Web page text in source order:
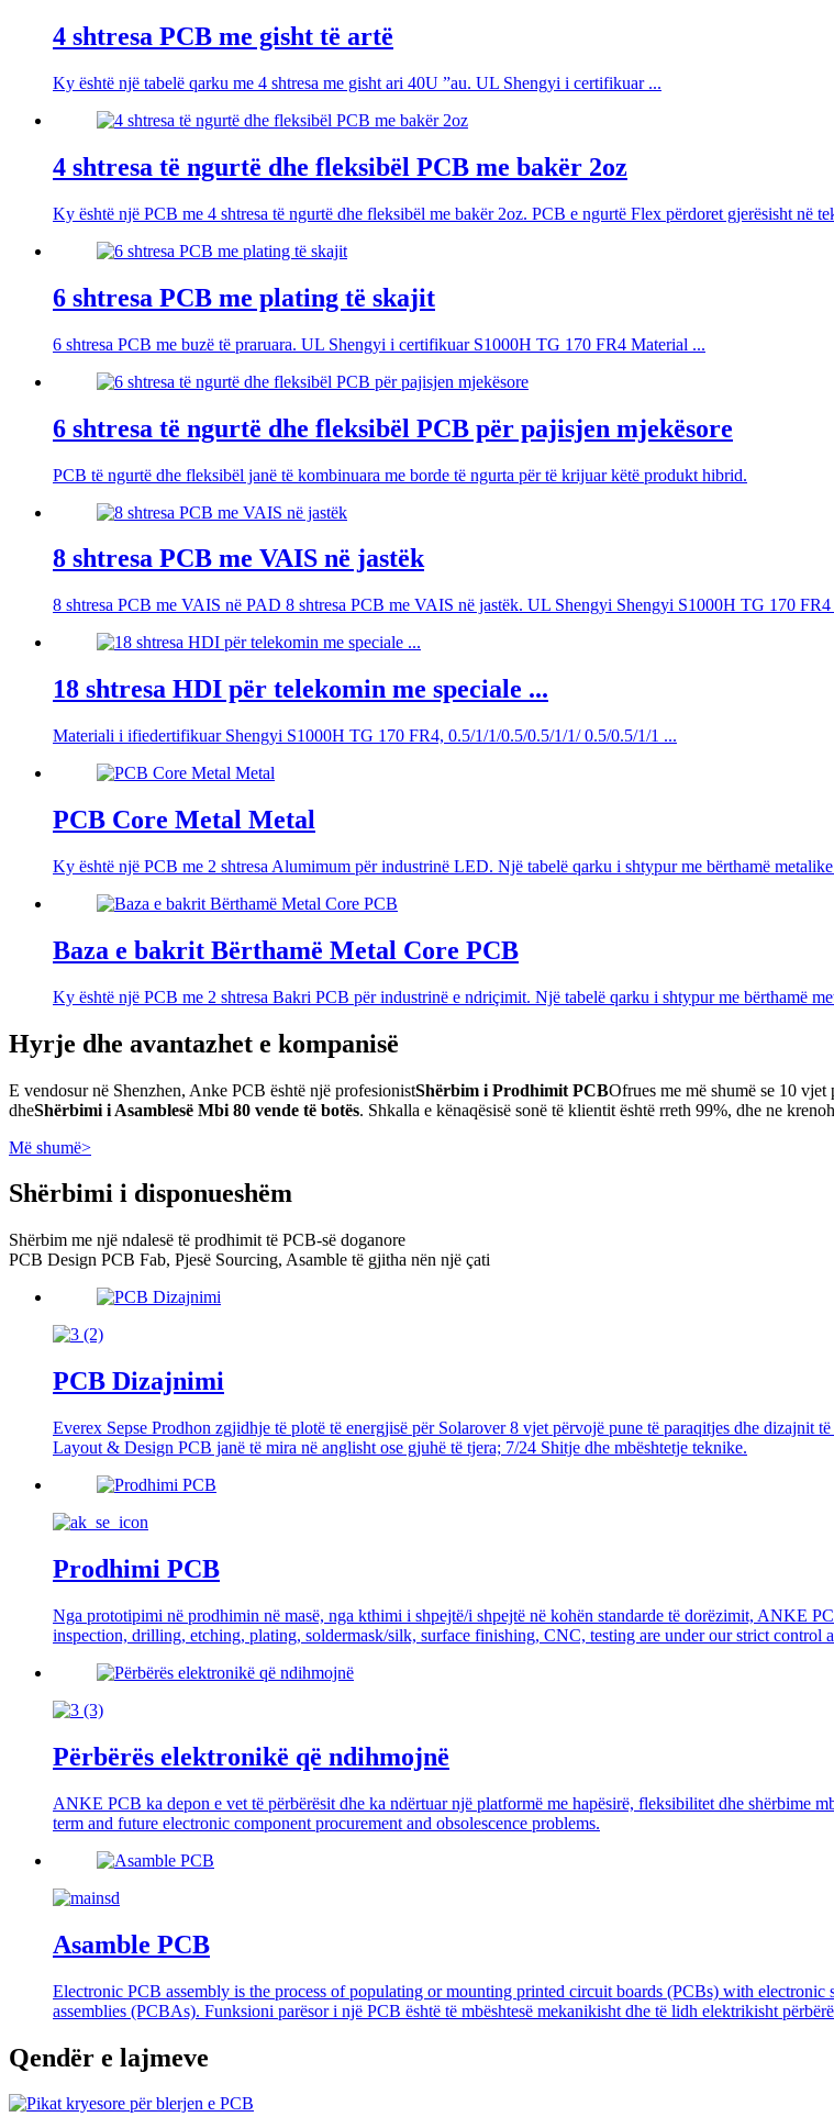
4 shtresa PCB me gisht të artë
Ky është një tabelë qarku me 4 shtresa me gisht ari 40U ”au. UL Shengyi i certifikuar ...
4 shtresa të ngurtë dhe fleksibël PCB me bakër 2oz
Ky është një PCB me 4 shtresa të ngurtë dhe fleksibël me bakër 2oz. PCB e ngurtë Flex përdoret gjerësisht në
6 shtresa PCB me plating të skajit
6 shtresa PCB me buzë të praruara. UL Shengyi i certifikuar S1000H TG 170 FR4 Material ...
6 shtresa të ngurtë dhe fleksibël PCB për pajisjen mjekësore
PCB të ngurtë dhe fleksibël janë të kombinuara me borde të ngurta për të krijuar këtë produkt hibrid.
8 shtresa PCB me VAIS në jastëk
8 shtresa PCB me VAIS në PAD 8 shtresa PCB me VAIS në jastëk. UL Shengyi Shengyi S1000H TG 170 FR4
18 shtresa HDI për telekomin me speciale ...
Materiali i ifiedertifikuar Shengyi S1000H TG 170 FR4, 0.5/1/1/0.5/0.5/1/1/ 0.5/0.5/1/1 ...
PCB Core Metal Metal
Ky është një PCB me 2 shtresa Alumimum për industrinë LED. Një tabelë qarku i shtypur me bërthamë
Baza e bakrit Bërthamë Metal Core PCB
Ky është një PCB me 2 shtresa Bakri PCB për industrinë e ndriçimit. Një tabelë qarku i shtypur me bërthamë
Hyrje dhe avantazhet e kompanisë
E vendosur në Shenzhen, Anke PCB është një profesionistShërbim i Prodhimit PCBOfrues me më shumë se 10
dheShërbimi i Asamblesë Mbi 80 vende të botës. Shkalla e kënaqësisë sonë të klientit është rreth 99%, dhe ne
Më shumë>
Shërbimi i disponueshëm
Shërbim me një ndalesë të prodhimit të PCB-së doganore
PCB Design PCB Fab, Pjesë Sourcing, Asamble të gjitha nën një çati
PCB Dizajnimi
Everex Sepse Prodhon zgjidhje të plotë të energjisë për Solarover 8 vjet përvojë pune të paraqitjes dhe
Layout & Design PCB janë të mira në anglisht ose gjuhë të tjera; 7/24 Shitje dhe mbështetje teknike.
Prodhimi PCB
Nga prototipimi në prodhimin në masë, nga kthimi i shpejtë/i shpejtë në kohën standarde të dorëzimit, ANKE
inspection, drilling, etching, plating, soldermask/silk, surface finishing, CNC, testing are under our strict control
Përbërës elektronikë që ndihmojnë
ANKE PCB ka depon e vet të përbërësit dhe ka ndërtuar një platformë me hapësirë, fleksibilitet dhe shërbime
term and future electronic component procurement and obsolescence problems.
Asamble PCB
Electronic PCB assembly is the process of populating or mounting printed circuit boards (PCBs) with
assemblies (PCBAs). Funksioni parësor i një PCB është të mbështesë mekanikisht dhe të lidh elektrikisht
Qendër e lajmeve